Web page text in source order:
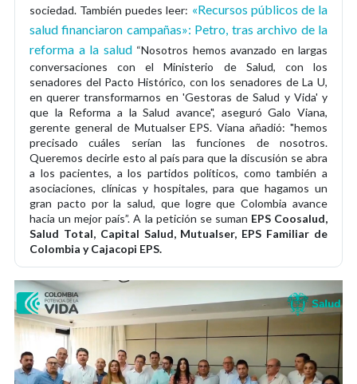
sociedad. También puedes leer: «Recursos públicos de la
salud financiaron campañas»: Petro, tras archivo de la
reforma a la salud“Nosotros hemos avanzado en largas
conversaciones con el Ministerio de Salud, con los
senadores del Pacto Histórico, con los senadores de La U,
en querer transformarnos en 'Gestoras de Salud y Vida' y
que la Reforma a la Salud avance", aseguró Galo Viana,
gerente general de Mutualser EPS. Viana añadió: "hemos
precisado cuáles serían las funciones de nosotros.
Queremos decirle esto al país para que la discusión se abra
a los pacientes, a los partidos políticos, como también a
asociaciones, clínicas y hospitales, para que hagamos un
gran pacto por la salud, que logre que Colombia avance
hacia un mejor país”. A la petición se suman EPS Coosalud,
Salud Total, Capital Salud, Mutualser, EPS Familiar de
Colombia y Cajacopi EPS.